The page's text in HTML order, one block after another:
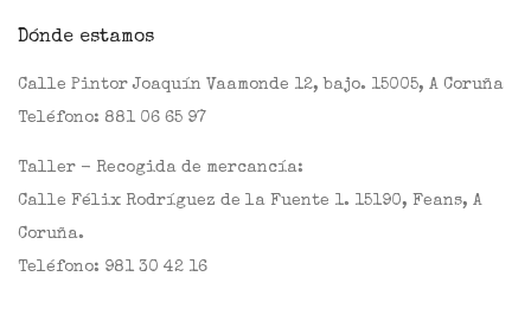
Dónde estamos
Calle Pintor Joaquín Vaamonde 12, bajo. 15005, A Coruña
Teléfono: 881 06 65 97
Taller - Recogida de mercancía:
Calle Félix Rodríguez de la Fuente 1. 15190, Feans, A
Coruña.
Teléfono: 981 30 42 16